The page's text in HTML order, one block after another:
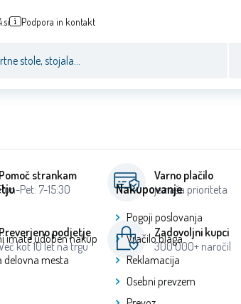
Podpora in kontakt
Pomoč strankam
Pet: 7-15:30
Varno plačilo
je naša prioriteta
Preverjeno podjetje
kot 10 let na trgu
Zadovoljni kupci
300 000+ naročil
imate udoben nakup
delovna mesta
Nakupovanje
Pogoji poslovanja
Vračilo blaga
Reklamacija
Osebni prevzem